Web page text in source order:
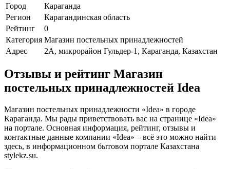
Город
Караганда
Регион
Карагандинская область
Рейтинг
0
Категория Магазин постельных принадлежностей
Адрес
2А, микрорайон Гульдер-1, Караганда, Казахстан
Отзывы и рейтинг Магазин
постельных принадлежностей Idea
Магазин постельных принадлежности «Idea» в городе
Караганда. Мы рады приветствовать вас на странице «Idea»
на портале. Основная информация, рейтинг, отзывы и
контактные данные компании «Idea» – всё это можно найти
здесь, в информационном бытовом портале Казахстана
stylekz.su.